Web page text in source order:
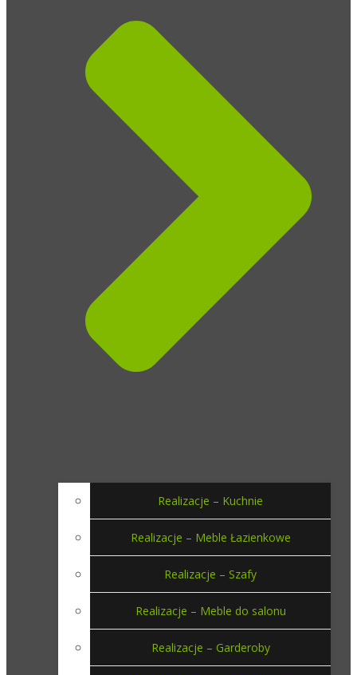
Realizacje – Kuchnie
Realizacje – Meble Łazienkowe
Realizacje – Szafy
Realizacje – Meble do salonu
Realizacje – Garderoby